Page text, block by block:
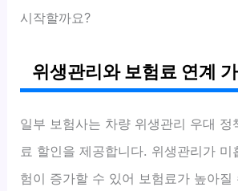
시작할까요?
위생관리와 보험료 연계
일부 보험사는 차량 위생관리 우대 정
료 할인을 제공합니다. 위생관리가 미
험이 증가할 수 있어 보험료가 높아질